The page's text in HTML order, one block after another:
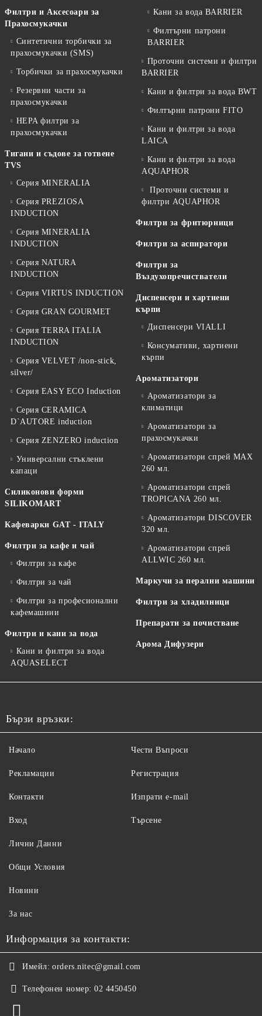
Филтри и Аксесоари за
Прахосмукачки
Синтетични торбички за
прахосмукачки (SMS)
Торбички за прахосмукачки
Резервни части за
прахосмукачки
HEPA филтри за
прахосмукачки
Тигани и съдове за готвене
TVS
Серия MINERALIA
Серия PREZIOSA
INDUCTION
Серия MINERALIA
INDUCTION
Серия NATURA
INDUCTION
Серия VIRTUS INDUCTION
Серия GRAN GOURMET
Серия TERRA ITALIA
INDUCTION
Серия VELVET /non-stick,
silver/
Серия EASY ECO Induction
Серия CERAMICA
D`AUTORE induction
Серия ZENZERO induction
Универсални стъклени
капаци
Силиконови форми
SILIKOMART
Кафеварки GAT - ITALY
Филтри за кафе и чай
Филтри за кафе
Филтри за чай
Филтри за професионални
кафемашини
Филтри и кани за вода
Кани и филтри за вода
AQUASELECT
Кани за вода BARRIER
Филтърни патрони
BARRIER
Проточни системи и филтри
BARRIER
Кани и филтри за вода BWT
Филтърни патрони FITO
Кани и филтри за вода
LAICA
Кани и филтри за вода
AQUAPHOR
Проточни системи и
филтри AQUAPHOR
Филтри за фритюрници
Филтри за аспиратори
Филтри за
Въздухопречистватели
Диспенсери и хартиени
кърпи
Диспенсери VIALLI
Консумативи, хартиени
кърпи
Ароматизатори
Ароматизатори за
климатици
Ароматизатори за
прахосмукачки
Ароматизатори спрей MAX
260 мл.
Ароматизатори спрей
TROPICANA 260 мл.
Ароматизатори DISCOVER
320 мл.
Ароматизатори спрей
ALLWIC 260 мл.
Маркучи за перални машини
Филтри за хладилници
Препарати за почистване
Арома Дифузери
Бързи връзки:
Начало
Рекламации
Контакти
Вход
Чести Въпроси
Регистрация
Изпрати e-mail
Търсене
Лични Данни
Общи Условия
Новини
За нас
Информация за контакти:
Имейл: orders.nitec@gmail.com
Телефонен номер: 02 4450450